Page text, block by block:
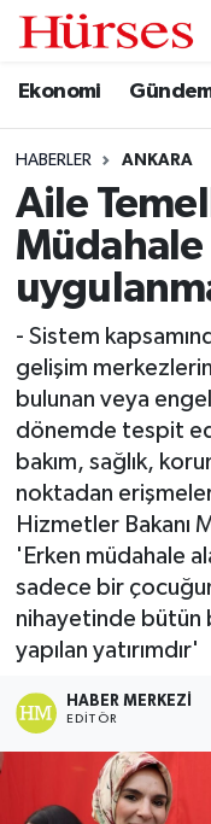
Ekonomi
HABERLER ANKARA
Aile
- Sistem
gelişim
bulunan veya
dönemde tespit
bakım, sağlık,
noktadan
Hizmetler Bakanı
'Erken müdahale
sadece bir
nihayetinde bütün
yapılan yatırımdır'
HABER MERKEZI
EDITÖR
Ekonomi
Gündem
Kültür & Sanat
Politika
Spor
Turizm
Hava Durumu
Trafik Durumu
Süper Lig
Tüm Manşetler
Son Dakika
Haber Arşivi